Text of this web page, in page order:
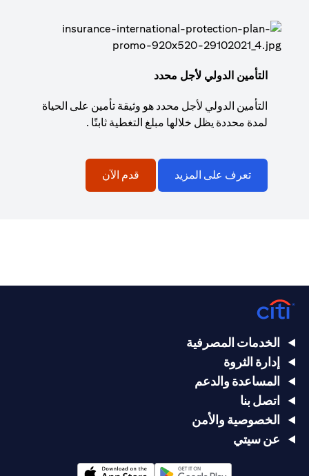
التأمين الدولي لأجل محدد
التأمين الدولي لأجل محدد هو وثيقة تأمين على الحياة
لمدة محددة يظل خلالها مبلغ التغطية ثابتًا .
تعرف على المزيد قدم الآن
الخدمات المصرفية
إدارة الثروة
المساعدة والدعم
اتصل بنا
الخصوصية والأمن
عن سيتي